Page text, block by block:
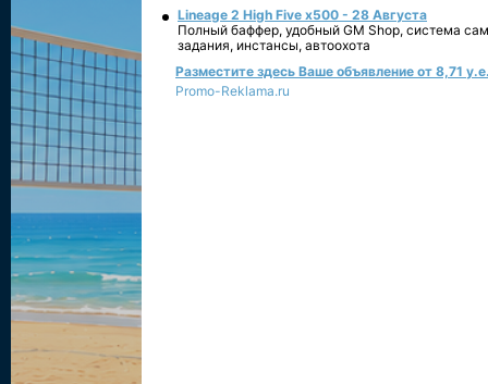
Lineage 2 High Five x500 - 28 Августа
Полный баффер, удобный GM Shop, система
задания, инстансы, автоохота
Разместите здесь Ваше объявление от 8,71
Promo-Reklama.ru